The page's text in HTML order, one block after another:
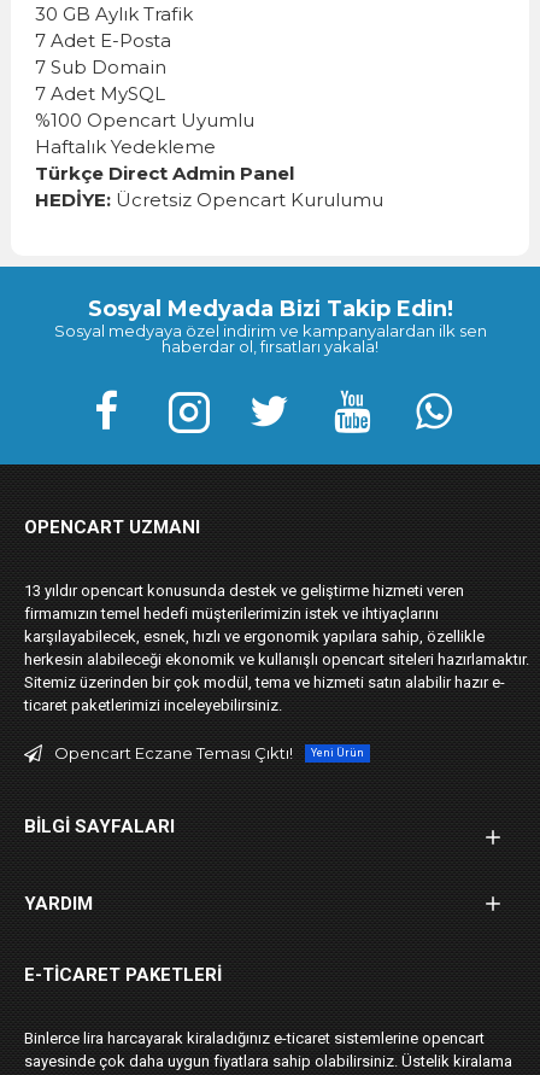
30 GB Aylık Trafik
7 Adet E-Posta
7 Sub Domain
7 Adet MySQL
%100 Opencart Uyumlu
Haftalık Yedekleme
Türkçe Direct Admin Panel
HEDİYE: Ücretsiz Opencart Kurulumu
Sosyal Medyada Bizi Takip Edin!
Sosyal medyaya özel indirim ve kampanyalardan ilk sen
haberdar ol, fırsatları yakala!
OPENCART UZMANI
13 yıldır opencart konusunda destek ve geliştirme hizmeti veren
firmamızın temel hedefi müşterilerimizin istek ve ihtiyaçlarını
karşılayabilecek, esnek, hızlı ve ergonomik yapılara sahip, özellikle
herkesin alabileceği ekonomik ve kullanışlı opencart siteleri hazırlamaktır.
Sitemiz üzerinden bir çok modül, tema ve hizmeti satın alabilir hazır e-
ticaret paketlerimizi inceleyebilirsiniz.
Opencart Eczane Teması Çıktı! Yeni Ürün
BILGI SAYFALARI
YARDIM
E-TICARET PAKETLERI
Binlerce lira harcayarak kiraladığınız e-ticaret sistemlerine opencart
sayesinde çok daha uygun fiyatlara sahip olabilirsiniz. Üstelik kiralama